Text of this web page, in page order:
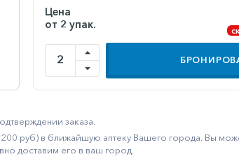
Цена
от 2 упак.
заказа.
200 руб) в ближайшую аптеку Вашего города. Вы
доставим его в ваш город.